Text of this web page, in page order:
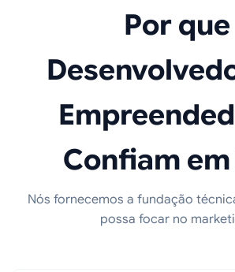
Por que
Confiam
Nós fornecemos a fundação
possa focar no